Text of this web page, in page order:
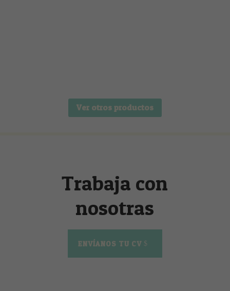
Ver otros productos
Trabaja con
nosotras
ENVÍANOS TU CV